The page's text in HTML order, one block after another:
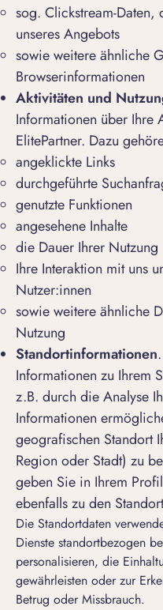
sog. Clickstream-
unseres Angebots
sowie weitere ähnliche
Browserinformationen
Aktivitäten und
Informationen über Ihre
ElitePartner. Dazu
angeklickte Links
durchgeführte
genutzte Funktionen
angesehene Inhalte
die Dauer Ihrer Nutzung
Ihre Interaktion mit uns
Nutzer:innen
sowie weitere ähnliche
Nutzung
Standortinformationen
Informationen zu Ihrem
z.B. durch die Analyse
Informationen
geografischen Standort
Region oder Stadt) zu
geben Sie in Ihrem
ebenfalls zu den
Die Standortdaten
Dienste standortbezogen
personalisieren, die
gewährleisten oder zur
Betrug oder Missbrauch.